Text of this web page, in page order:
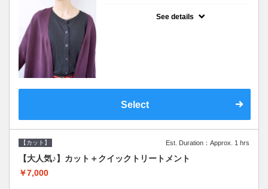
See details
Select
【カット】 Est. Duration：Approx. 1 hrs
【大人気♪】カット＋クイックトリートメント
￥7,000